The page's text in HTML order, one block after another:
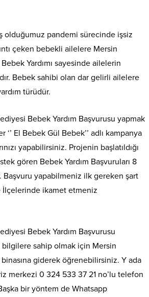
olduğumuz pandemi sürecinde işsiz
çeken bebekli ailelere Mersin
Yardımı sayesinde ailelerin
Bebek sahibi olan dar gelirli ailelere
türüdür.
Bebek Yardım Başvurusu yapmak
El Bebek Gül Bebek’’ adlı kampanya
yapabilirsiniz. Projenin başlatıldığı
gören Bebek Yardım Başvuruları 8
Başvuru yapabilmeniz ilk gereken şart
ikamet etmeniz
Bebek Yardım Başvurusu
bilgilere sahip olmak için Mersin
giderek öğrenebilirsiniz. Y ada
merkezi 0 324 533 37 21 no’lu telefon
bir yöntem de Whatsapp